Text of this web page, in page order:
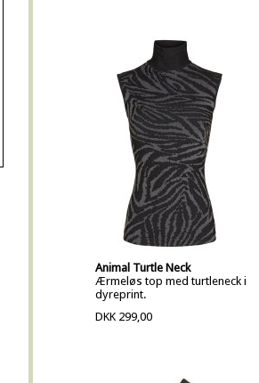
Animal Turtle Neck
Ærmeløs top med turtleneck i
dyreprint.
DKK 299,00